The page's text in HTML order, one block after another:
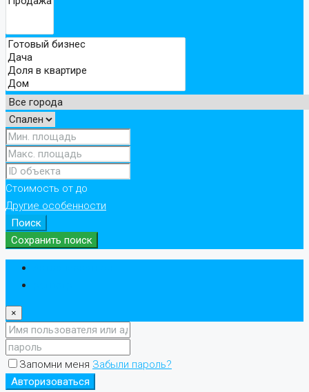
Стоимость от до
Другие особенности
Поиск
Сохранить поиск
×
Запомни меня Забыли пароль?
Авторизоваться